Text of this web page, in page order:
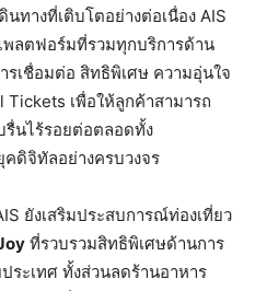
ทางที่เติบโตอย่างต่อเนื่อง AIS
พลตฟอร์มที่รวมทุกบริการด้าน
รเชื่อมต่อ สิทธิพิเศษ ความอุ่นใจ
Tickets เพื่อให้ลูกค้าสามารถ
รื่นไร้รอยต่อตลอดทั้ง
ดิจิทัลอย่างครบวงจร
ยังเสริมประสบการณ์ท่องเที่ยว
ที่รวบรวมสิทธิพิเศษด้านการ
ระเทศ ทั้งส่วนลดร้านอาหาร